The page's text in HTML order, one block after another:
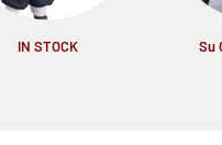
IN STOCK Su